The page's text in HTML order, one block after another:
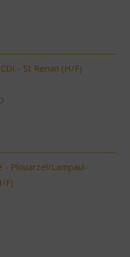
- St Renan (H/F)
- Plouarzel/Lampaul-
F)